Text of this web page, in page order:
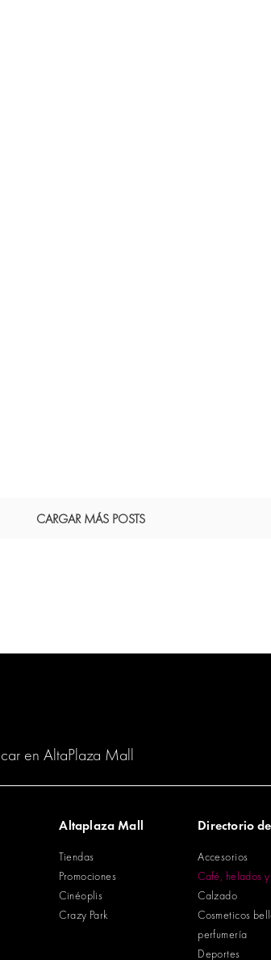
CARGAR MÁS POSTS
Altaplaza Mall
Tiendas
Promociones
Cinéoplis
Crazy Park
Directorio
Accesorios
Café, helados
Calzado
Cosmeticos
perfumería
Deportes